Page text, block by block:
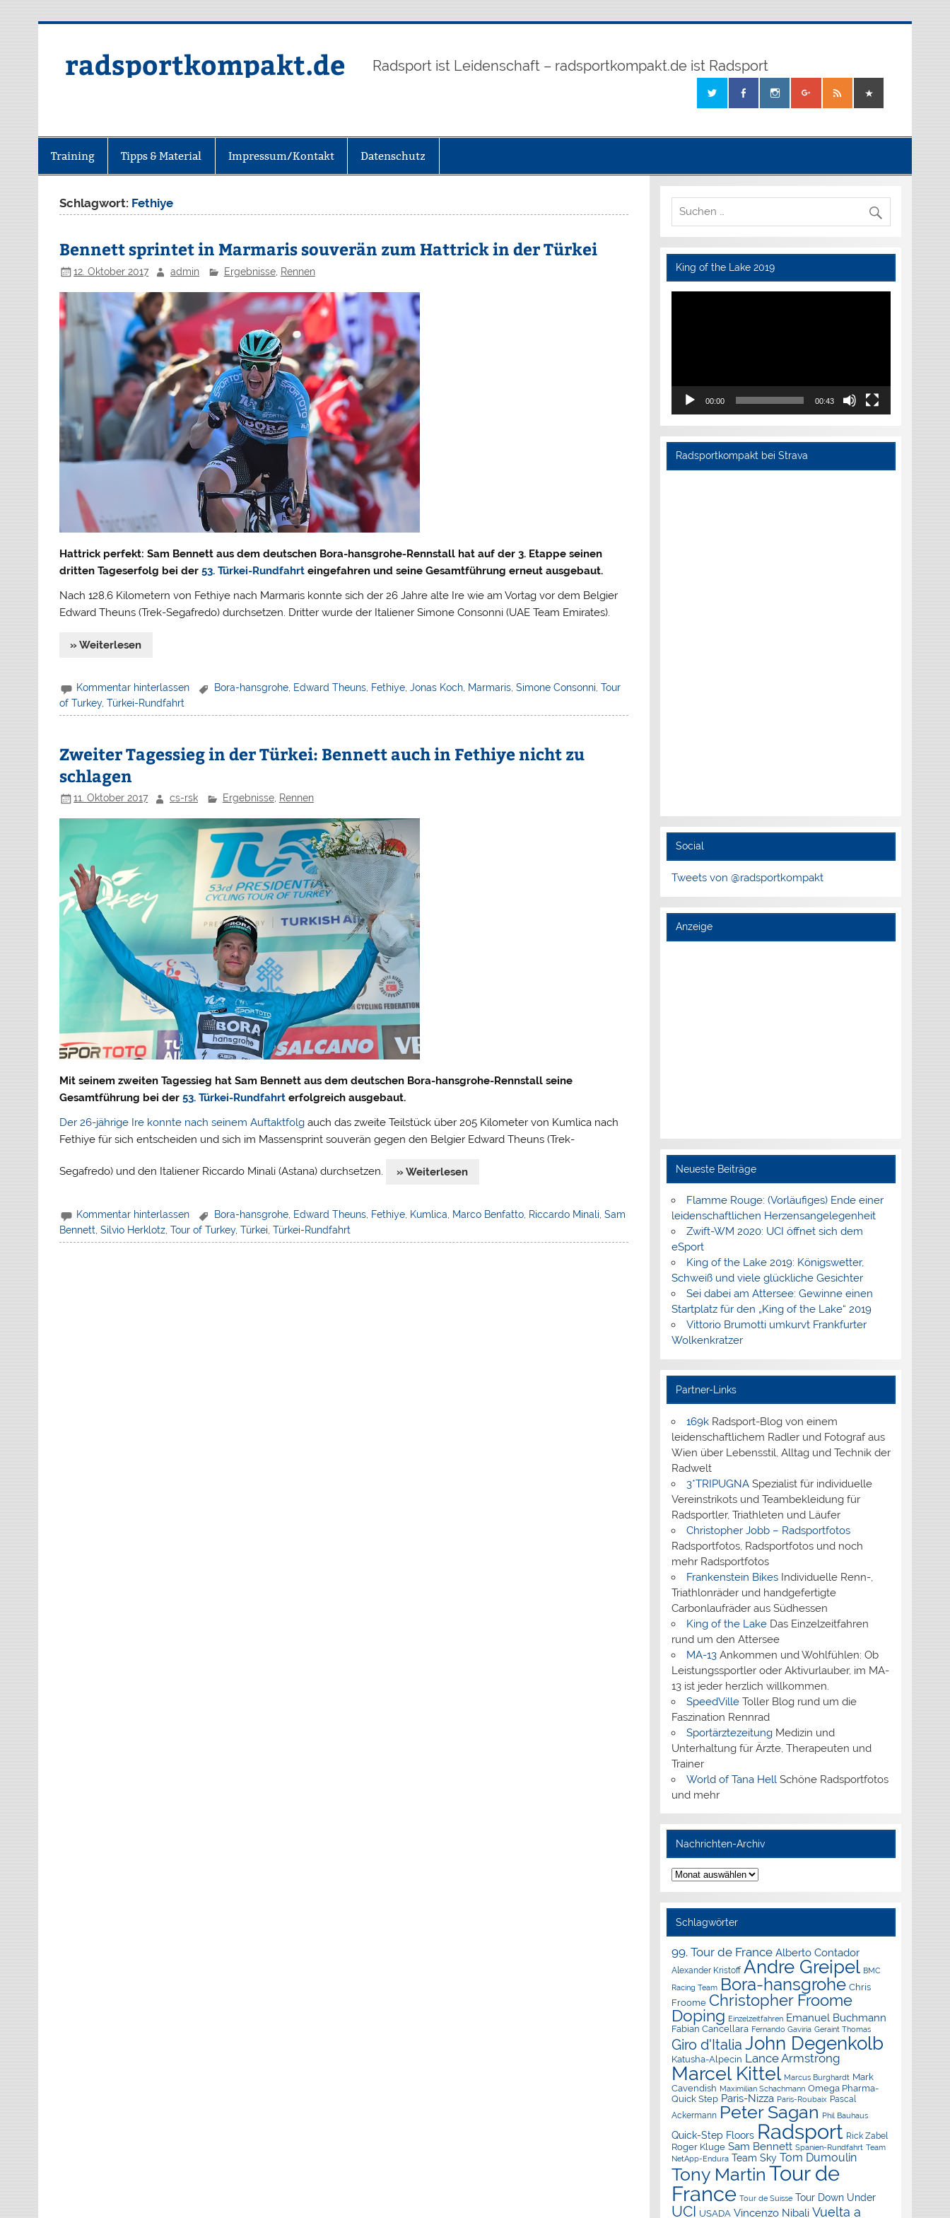
radsportkompakt.de Radsport ist Leidenschaft – radsportkompakt.de ist Radsport
Training Tipps & Material Impressum/Kontakt Datenschutz
Schlagwort: Fethiye
Bennett sprintet in Marmaris souverän zum Hattrick in der Türkei
12. Oktober 2017 admin Ergebnisse, Rennen
Hattrick perfekt: Sam Bennett aus dem deutschen Bora-hansgrohe-Rennstall hat auf der 3. Etappe seinen
dritten Tageserfolg bei der 53. Türkei-Rundfahrt eingefahren und seine Gesamtführung erneut ausgebaut.
Nach 128,6 Kilometern von Fethiye nach Marmaris konnte sich der 26 Jahre alte Ire wie am Vortag vor dem Belgier
Edward Theuns (Trek-Segafredo) durchsetzen. Dritter wurde der Italiener Simone Consonni (UAE Team Emirates).
» Weiterlesen
Kommentar hinterlassen Bora-hansgrohe, Edward Theuns, Fethiye, Jonas Koch, Marmaris, Simone Consonni, Tour
of Turkey,Türkei-Rundfahrt
Zweiter Tagessieg in der Türkei: Bennett auch in Fethiye nicht zu
schlagen
11. Oktober 2017 cs-rsk Ergebnisse, Rennen
Mit seinem zweiten Tagessieg hat Sam Bennett aus dem deutschen Bora-hansgrohe-Rennstall seine
Gesamtführung bei der53. Türkei-Rundfahrt erfolgreich ausgebaut.
Der 26-jährige Ire konnte nach seinem Auftaktfolg auch das zweite Teilstück über 205 Kilometer von Kumlica nach
Fethiye für sich entscheiden und sich im Massensprint souverän gegen den Belgier Edward Theuns (Trek-
Segafredo) und den Italiener Riccardo Minali (Astana) durchsetzen. » Weiterlesen
Kommentar hinterlassen Bora-hansgrohe, Edward Theuns, Fethiye, Kumlica, Marco Benfatto, Riccardo Minali, Sam
Bennett ,Silvio Herklotz ,Tour of Turkey,Türkei ,Türkei-Rundfahrt
King of the Lake 2019
Video-
00:00 00:43
Radsportkompakt bei Strava
Social
Tweets von @radsportkompakt
Anzeige
Neueste Beiträge
Flamme Rouge: (Vorläufiges) Ende einer
leidenschaftlichen Herzensangelegenheit
Zwift-WM 2020: UCI öffnet sich dem
eSport
King of the Lake 2019: Königswetter,
Schweiß und viele glückliche Gesichter
Sei dabei am Attersee: Gewinne einen
Startplatz für den „King of the Lake“ 2019
Vittorio Brumotti umkurvt Frankfurter
Wolkenkratzer
Partner-Links
169kRadsport-Blog von einem
leidenschaftlichem Radler und Fotograf aus
Wien über Lebensstil, Alltag und Technik der
Radwelt
3*TRIPUGNASpezialist für individuelle
Vereinstrikots und Teambekleidung für
Radsportler, Triathleten und Läufer
Christopher Jobb – Radsportfotos
Radsportfotos, Radsportfotos und noch
mehr Radsportfotos
Frankenstein BikesIndividuelle Renn-,
Triathlonräder und handgefertigte
Carbonlaufräder aus Südhessen
King of the LakeDas Einzelzeitfahren
rund um den Attersee
MA-13Ankommen und Wohlfühlen: Ob
Leistungssportler oder Aktivurlauber, im MA-
13 ist jeder herzlich willkommen.
SpeedVilleToller Blog rund um die
Faszination Rennrad
SportärztezeitungMedizin und
Unterhaltung für Ärzte, Therapeuten und
Trainer
World of Tana Hell Schöne Radsportfotos
und mehr
Nachrichten-Archiv
Nachrichten-
Archiv
Schlagwörter
99. Tour de France Alberto Contador
Alexander Kristoff Andre Greipel BMC
Racing Team Bora-hansgrohe Chris
Froome Christopher Froome
Doping Einzelzeitfahren Emanuel Buchmann
Fabian Cancellara Fernando Gaviria Geraint Thomas
Giro d'Italia John Degenkolb
Katusha-Alpecin Lance Armstrong
Marcel Kittel Marcus Burghardt Mark
Cavendish Maximilian Schachmann Omega Pharma-
Quick Step Paris-Nizza Paris-Roubaix Pascal
Ackermann Peter Sagan Phil Bauhaus
Quick-Step Floors Radsport Rick Zabel
Roger Kluge Sam Bennett Spanien-Rundfahrt Team
NetApp-Endura Team Sky Tom Dumoulin
Tony Martin Tour de
France Tour de Suisse Tour Down Under
UCI USADA Vincenzo Nibali Vuelta a